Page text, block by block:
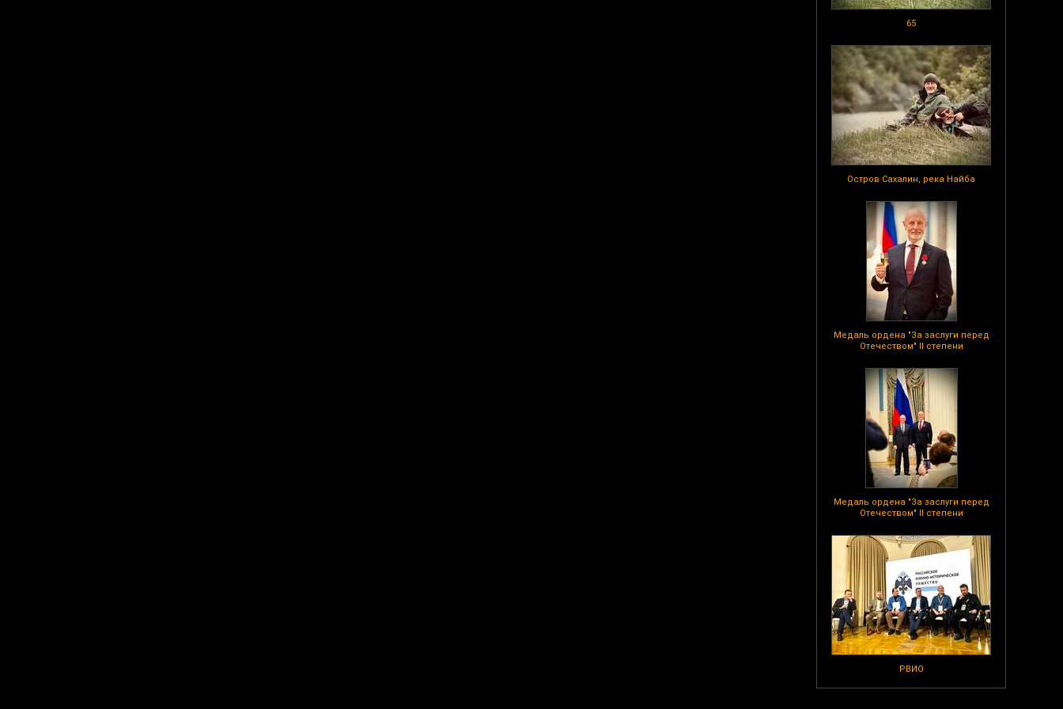
65
Остров Сахалин, река Найба
Медаль ордена "За заслуги перед
Отечеством" II степени
Медаль ордена "За заслуги перед
Отечеством" II степени
РВИО